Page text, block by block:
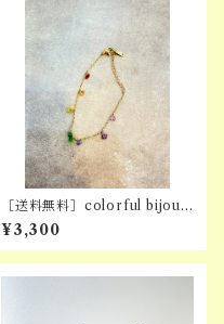
［送料無料］colorful bijoux
bracelet
¥3,300